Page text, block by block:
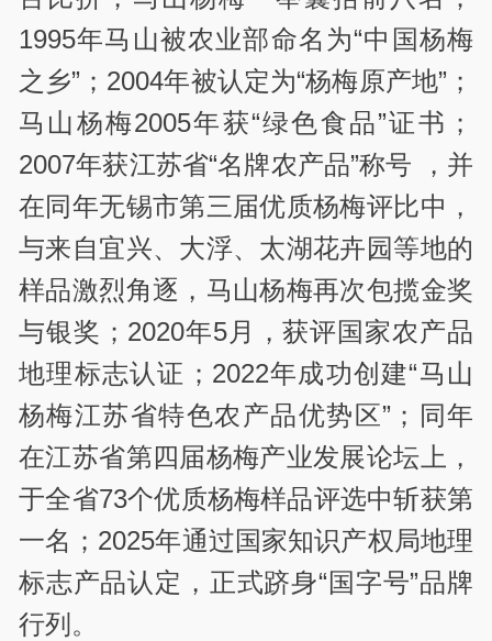
1995年马山被农业部命名为“中国杨梅
之乡”；2004年被认定为“杨梅原产地”；
马山杨梅2005年获“绿色食品”证书；
2007年获江苏省“名牌农产品”称号 ，并
在同年无锡市第三届优质杨梅评比中，
与来自宜兴、大浮、太湖花卉园等地的
样品激烈角逐，马山杨梅再次包揽金奖
与银奖；2020年5月，获评国家农产品
地理标志认证；2022年成功创建“马山
杨梅江苏省特色农产品优势区”；同年
在江苏省第四届杨梅产业发展论坛上，
于全省73个优质杨梅样品评选中斩获第
一名；2025年通过国家知识产权局地理
标志产品认定，正式跻身“国字号”品牌
行列。